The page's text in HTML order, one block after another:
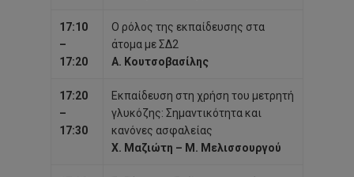
17:10
–
17:20
Ο ρόλος της εκπαίδευσης στα
άτομα με ΣΔ2
Α. Κουτσοβασίλης
17:20
–
17:30
Εκπαίδευση στη χρήση του μετρητή
γλυκόζης: Σημαντικότητα και
κανόνες ασφαλείας
Χ. Μαζιώτη – Μ. Μελισσουργού